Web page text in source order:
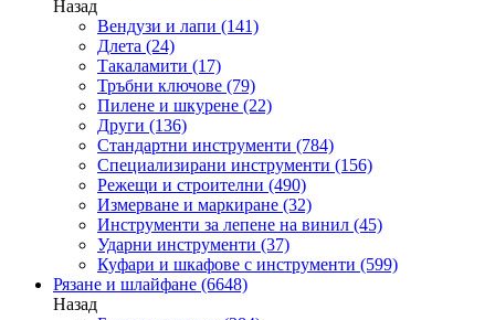
Назад
Вендузи и лапи (141)
Длета (24)
Такаламити (17)
Тръбни ключове (79)
Пилене и шкурене (22)
Други (136)
Стандартни инструменти (784)
Специализирани инструменти (156)
Режещи и строителни (490)
Измерване и маркиране (32)
Инструменти за лепене на винил (45)
Ударни инструменти (37)
Куфари и шкафове с инструменти (599)
Рязане и шлайфане (6648)
Назад